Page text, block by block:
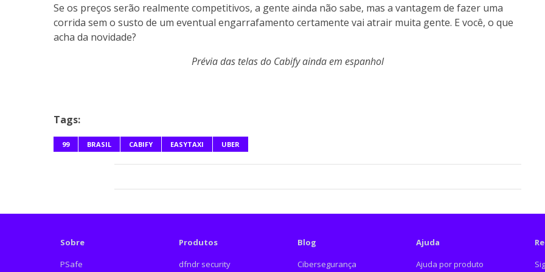
Se os preços serão realmente competitivos, a gente ainda não sabe, mas a vantagem de fazer uma
corrida sem o susto de um eventual engarrafamento certamente vai atrair muita gente. E você, o que
acha da novidade?
Prévia das telas do Cabify ainda em espanhol
Tags:
99 BRASIL CABIFY EASYTAXI UBER
Sobre
PSafe
Produtos
dfndr security
Blog
Cibersegurança
Ajuda
Ajuda por produto